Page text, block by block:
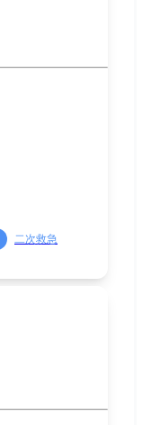
二次救急